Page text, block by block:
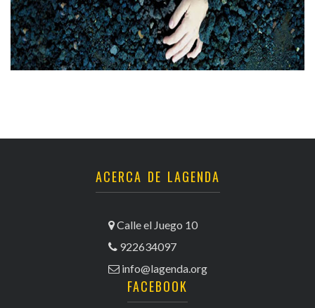
ACERCA DE LAGENDA
Calle el Juego 10
922634097
info@lagenda.org
FACEBOOK